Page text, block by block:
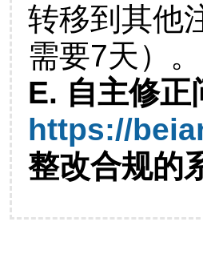
转移到其他
需要7天）。
E. 自主修正
https://
整改合规的